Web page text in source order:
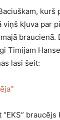
kurš
viņš kļuva par
braucienā.
lasi šeit: